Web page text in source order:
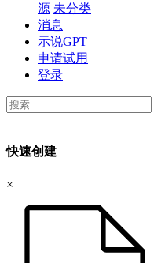
源 未分类
消息
示说GPT
申请试用
登录
快速创建
×